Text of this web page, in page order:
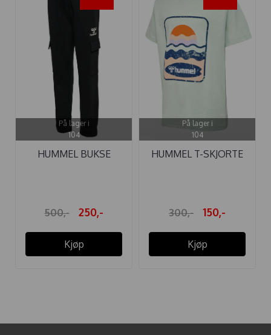
På lager i
104
HUMMEL BUKSE
500,- 250,-
Kjøp
På lager i
104
HUMMEL T-SKJORTE
300,- 150,-
Kjøp